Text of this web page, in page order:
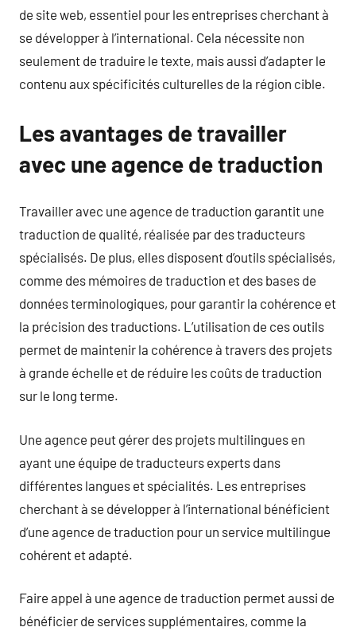
de site web, essentiel pour les entreprises cherchant à
se développer à l’international. Cela nécessite non
seulement de traduire le texte, mais aussi d’adapter le
contenu aux spécificités culturelles de la région cible.
Les avantages de travailler
avec une agence de traduction
Travailler avec une agence de traduction garantit une
traduction de qualité, réalisée par des traducteurs
spécialisés. De plus, elles disposent d’outils spécialisés,
comme des mémoires de traduction et des bases de
données terminologiques, pour garantir la cohérence et
la précision des traductions. L’utilisation de ces outils
permet de maintenir la cohérence à travers des projets
à grande échelle et de réduire les coûts de traduction
sur le long terme.
Une agence peut gérer des projets multilingues en
ayant une équipe de traducteurs experts dans
différentes langues et spécialités. Les entreprises
cherchant à se développer à l’international bénéficient
d’une agence de traduction pour un service multilingue
cohérent et adapté.
Faire appel à une agence de traduction permet aussi de
bénéficier de services supplémentaires, comme la